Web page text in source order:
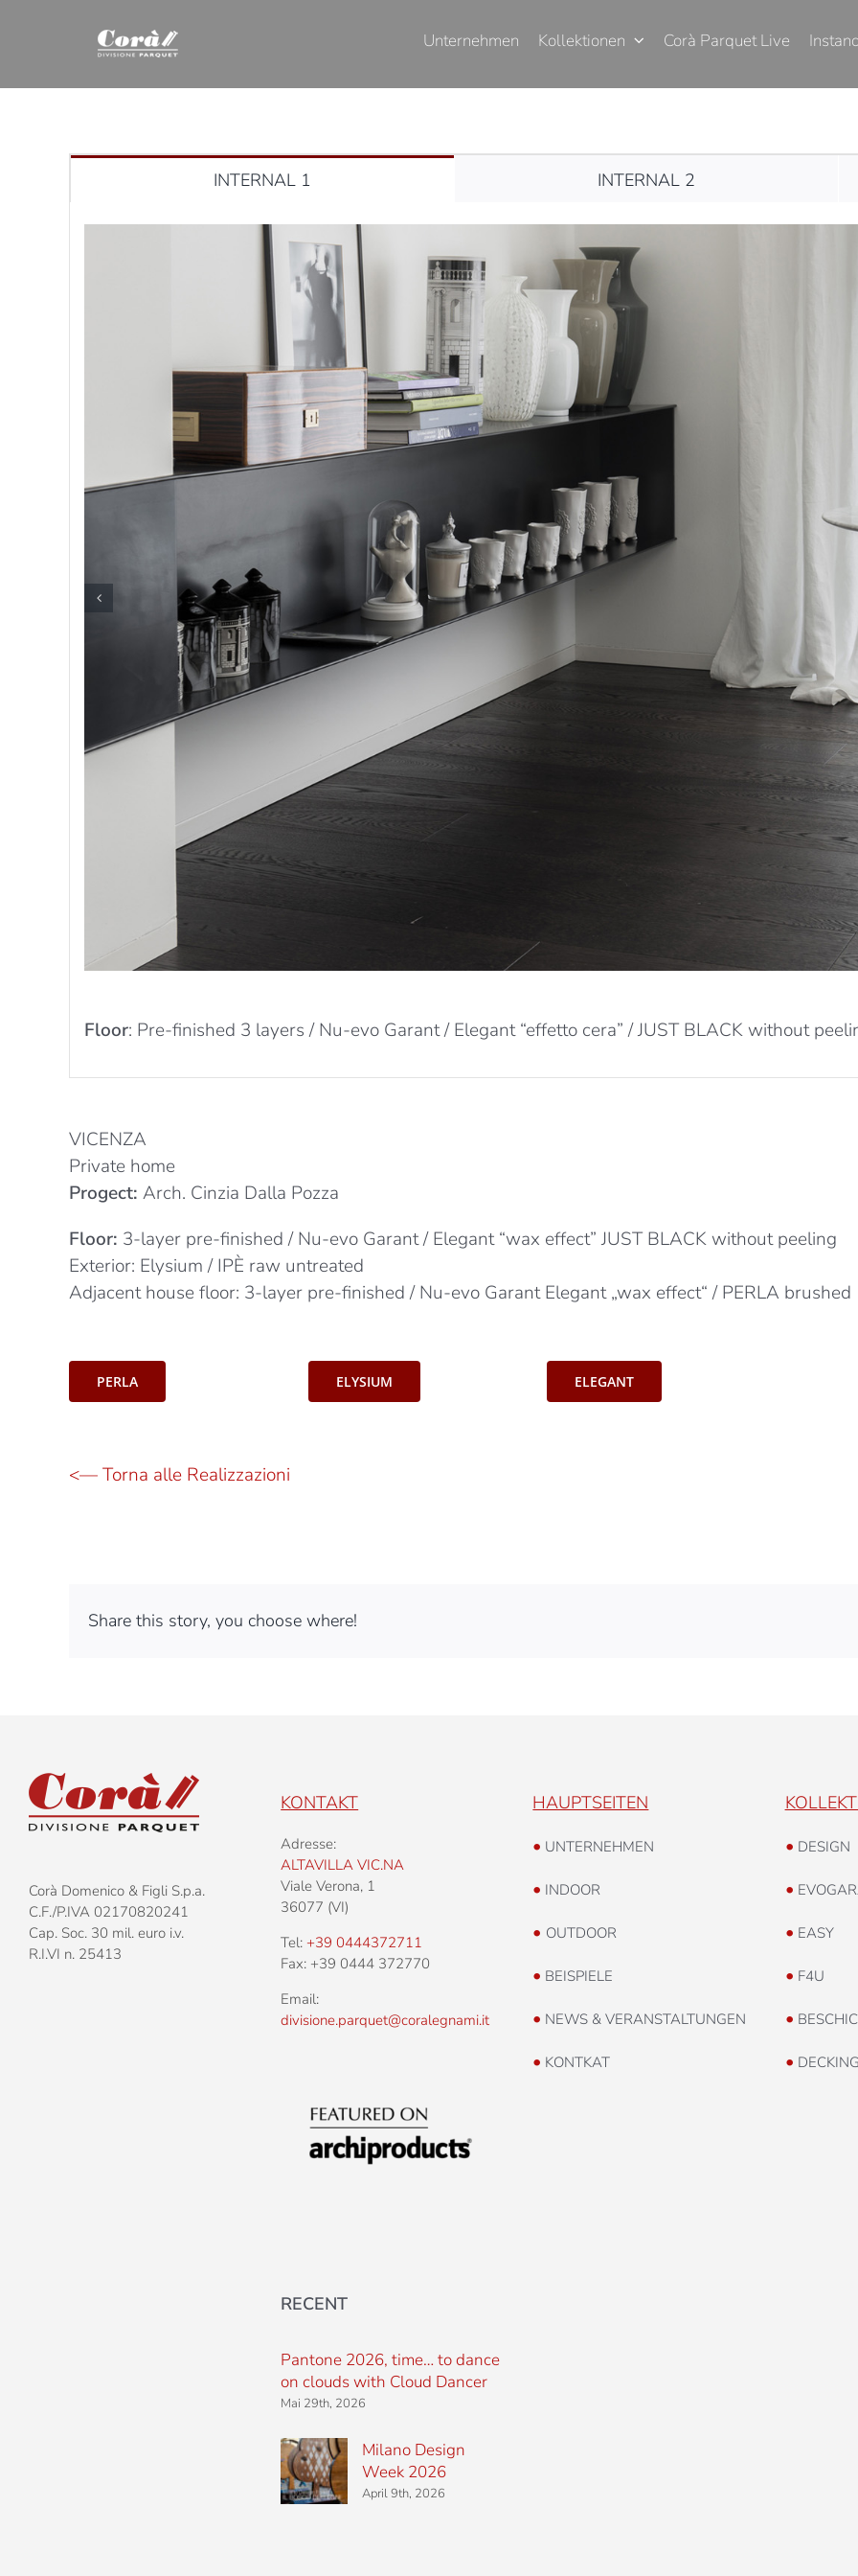
Unternehmen Kollektionen Corà Parquet Live
INTERNAL 1 INTERNAL 2
Floor: Pre-finished 3 layers / Nu-evo Garant / Elegant “effetto cera” / JUST BLACK without
VICENZA
Private home
Progect: Arch. Cinzia Dalla Pozza
Floor: 3-layer pre-finished / Nu-evo Garant / Elegant “wax effect” JUST BLACK without peeling
Exterior: Elysium / IPÈ raw untreated
Adjacent house floor: 3-layer pre-finished / Nu-evo Garant Elegant „wax effect“ / PERLA brushed
PERLA ELYSIUM ELEGANT
<— Torna alle Realizzazioni
Share this story, you choose where!
Corà Domenico & Figli S.p.a.
C.F./P.IVA 02170820241
Cap. Soc. 30 mil. euro i.v.
R.I.VI n. 25413
KONTAKT
Adresse:
ALTAVILLA VIC.NA
Viale Verona, 1
36077 (VI)
Tel:+39 0444372711
Fax: +39 0444 372770
Email:
divisione.parquet@coralegnami.it
RECENT
Pantone 2026, time… to dance
on clouds with Cloud Dancer
Mai 29th, 2026
Milano Design
Week 2026
April 9th, 2026
HAUPTSEITEN
• UNTERNEHMEN
• INDOOR
• OUTDOOR
• BEISPIELE
• NEWS & VERANSTALTUNGEN
• KONTKAT
• DESIGN
•
• EASY
• F4U
•
•